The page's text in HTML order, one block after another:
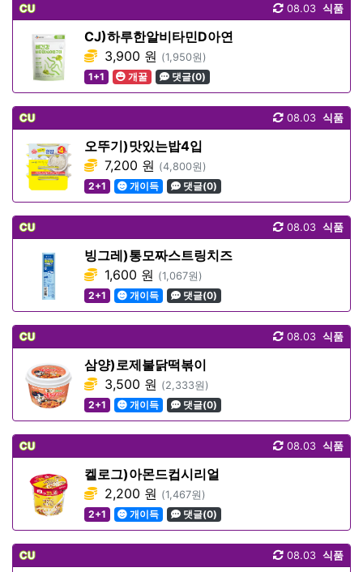
CU 식품
08.03
CJ)하루한알비타민D아연
3,900 원 (1,950원)
1+1
개꿀 댓글(0)
CU 식품
08.03
오뚜기)맛있는밥4입
7,200 원 (4,800원)
2+1
개이득 댓글(0)
CU 식품
08.03
빙그레)통모짜스트링치즈
1,600 원 (1,067원)
2+1
개이득 댓글(0)
CU 식품
08.03
삼양)로제불닭떡볶이
3,500 원 (2,333원)
2+1
개이득 댓글(0)
CU 식품
08.03
켈로그)아몬드컵시리얼
2,200 원 (1,467원)
2+1
개이득 댓글(0)
CU 식품
08.03